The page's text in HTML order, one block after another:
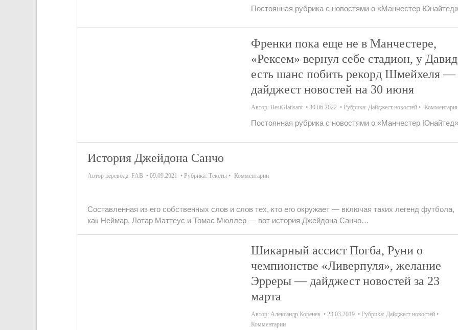
Постоянная рубрика с новостями о «Манчестер
Френки пока еще не в Манчестере,
«Рексем» вернул себе стадион, у
есть шанс побить рекорд Шмейхеля —
дайджест новостей на 30 июня
Автор: BestGlatisant 30.06.2022 Рубрика: Дайджест новостей
Постоянная рубрика с новостями о «Манчестер
История Джейдона Санчо
Автор перевода: FAB 09.09.2021 Рубрика: Тексты Комментарии
Составленная из его собственных слов и слов тех, кто его окружает — включая таких легенд футбола,
как Неймар, Лотар Маттеус и Томас Мюллер — вот история Джейдона Санчо…
Шикарный ассист Погба, Руни о
чемпионстве «Ливерпуля», желание
Эрреры — дайджест новостей за 23
марта
Автор: Александр Коренев 23.03.2019 Рубрика: Дайджест новостей
Комментарии